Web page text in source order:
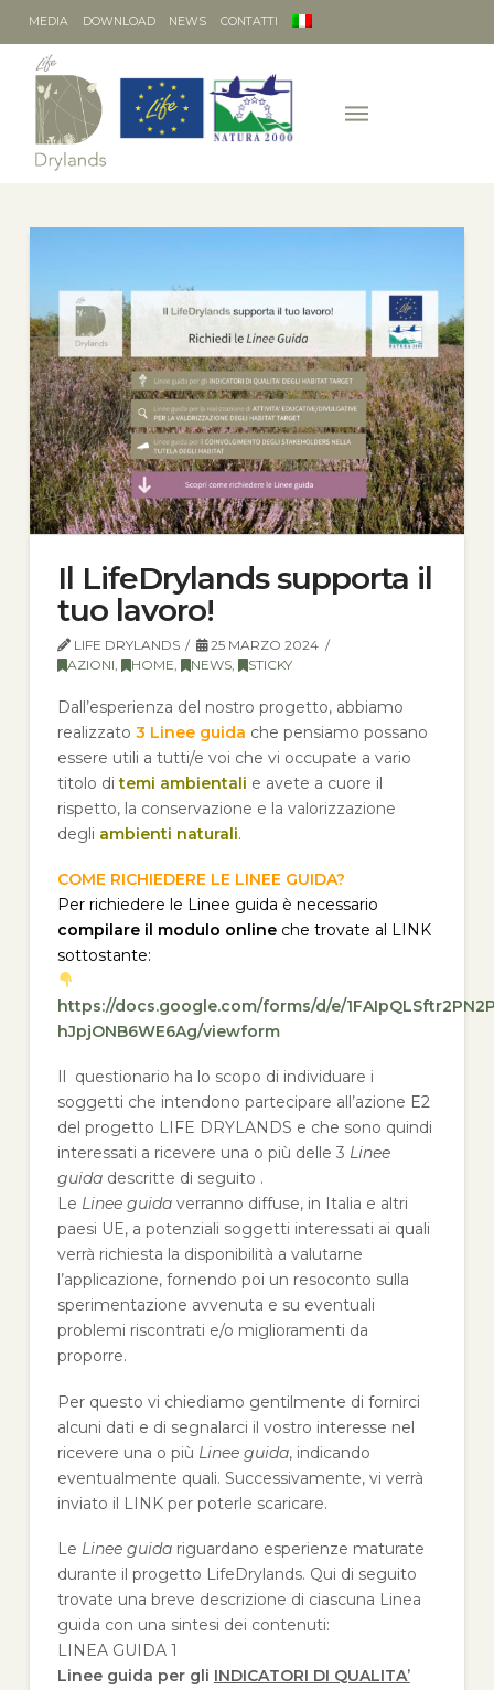
MEDIA DOWNLOAD NEWS CONTATTI
Il LifeDrylands supporta il
tuo lavoro!
LIFE DRYLANDS
25 MARZO 2024
AZIONI, HOME, NEWS, STICKY
Dall’esperienza del nostro progetto, abbiamo
realizzato 3 Linee guida che pensiamo possano
essere utili a tutti/e voi che vi occupate a vario
titolo ditemi ambientali e avete a cuore il
rispetto, la conservazione e la valorizzazione
degli ambienti naturali.
COME RICHIEDERE LE LINEE GUIDA?
Per richiedere le Linee guida è necessario
compilare il modulo onlineche trovate al LINK
sottostante:
https://docs.google.com/forms/d/e/
hJpjONB6WE6Ag/viewform
Il questionario ha lo scopo di individuare i
soggetti che intendono partecipare all’azione E2
del progetto LIFE DRYLANDS e che sono quindi
interessati a ricevere una o più delle 3 Linee
guidadescritte di seguito .
Le Linee guidaverranno diffuse, in Italia e altri
paesi UE, a potenziali soggetti interessati ai quali
verrà richiesta la disponibilità a valutarne
l’applicazione, fornendo poi un resoconto sulla
sperimentazione avvenuta e su eventuali
problemi riscontrati e/o miglioramenti da
proporre.
Per questo vi chiediamo gentilmente di fornirci
alcuni dati e di segnalarci il vostro interesse nel
ricevere una o più Linee guida, indicando
eventualmente quali. Successivamente, vi verrà
inviato il LINK per poterle scaricare.
Le Linee guidariguardano esperienze maturate
durante il progetto LifeDrylands. Qui di seguito
trovate una breve descrizione di ciascuna Linea
guida con una sintesi dei contenuti:
LINEA GUIDA 1
Linee guida per gli INDICATORI DI QUALITA’